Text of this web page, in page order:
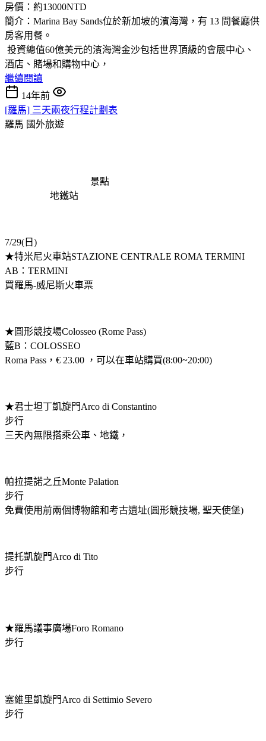
房價：約13000NTD
簡介：Marina Bay Sands位於新加坡的濱海灣，有 13 間餐廳供
房客用餐。
投資總值60億美元的濱海灣金沙包括世界頂級的會展中心、
酒店、賭場和購物中心，
繼續閱讀
14年前
[羅馬] 三天兩夜行程計劃表
羅馬 國外旅遊
景點
地鐵站
7/29(日)
★特米尼火車站STAZIONE CENTRALE ROMA TERMINI
AB：TERMINI
買羅馬-威尼斯火車票
★圓形競技場Colosseo (Rome Pass)
藍B：COLOSSEO
Roma Pass，€ 23.00 ，可以在車站購買(8:00~20:00)
★君士坦丁凱旋門Arco di Constantino
步行
三天內無限搭乘公車、地鐵，
帕拉提諾之丘Monte Palation
步行
免費使用前兩個博物館和考古遺址(圓形競技場, 聖天使堡)
提托凱旋門Arco di Tito
步行
★羅馬議事廣場Foro Romano
步行
塞維里凱旋門Arco di Settimio Severo
步行